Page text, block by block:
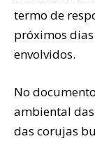
termo de
próximos
envolvidos.
No
ambiental
das corujas